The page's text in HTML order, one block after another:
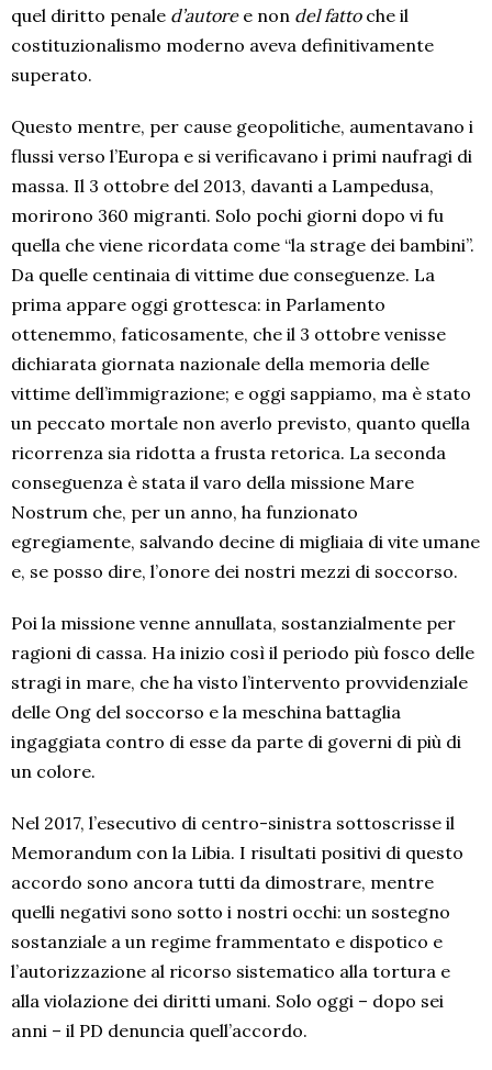
quel diritto penale d’autoree non del fattoche il
costituzionalismo moderno aveva definitivamente
superato.
Questo mentre, per cause geopolitiche, aumentavano i
flussi verso l’Europa e si verificavano i primi naufragi di
massa. Il 3 ottobre del 2013, davanti a Lampedusa,
morirono 360 migranti. Solo pochi giorni dopo vi fu
quella che viene ricordata come “la strage dei bambini”.
Da quelle centinaia di vittime due conseguenze. La
prima appare oggi grottesca: in Parlamento
ottenemmo, faticosamente, che il 3 ottobre venisse
dichiarata giornata nazionale della memoria delle
vittime dell’immigrazione; e oggi sappiamo, ma è stato
un peccato mortale non averlo previsto, quanto quella
ricorrenza sia ridotta a frusta retorica. La seconda
conseguenza è stata il varo della missione Mare
Nostrum che, per un anno, ha funzionato
egregiamente, salvando decine di migliaia di vite umane
e, se posso dire, l’onore dei nostri mezzi di soccorso.
Poi la missione venne annullata, sostanzialmente per
ragioni di cassa. Ha inizio così il periodo più fosco delle
stragi in mare, che ha visto l’intervento provvidenziale
delle Ong del soccorso e la meschina battaglia
ingaggiata contro di esse da parte di governi di più di
un colore.
Nel 2017, l’esecutivo di centro-sinistra sottoscrisse il
Memorandum con la Libia. I risultati positivi di questo
accordo sono ancora tutti da dimostrare, mentre
quelli negativi sono sotto i nostri occhi: un sostegno
sostanziale a un regime frammentato e dispotico e
l’autorizzazione al ricorso sistematico alla tortura e
alla violazione dei diritti umani. Solo oggi – dopo sei
anni – il PD denuncia quell’accordo.